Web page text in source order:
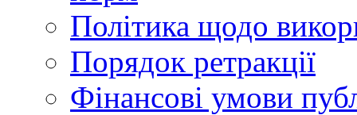
Політика щодо
Порядок ретракції
Фінансові умови